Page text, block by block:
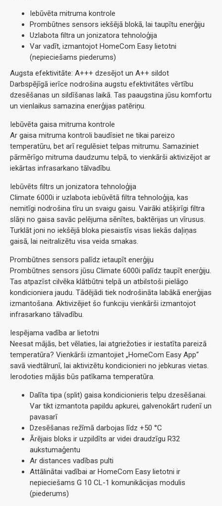
Iebūvēta mitruma kontrole
Prombūtnes sensors iekšējā blokā, lai taupītu enerģiju
Uzlabota filtra un jonizatora tehnoloģija
Var vadīt, izmantojot HomeCom Easy lietotni
(nepieciešams piederums)
Augsta efektivitāte: A+++ dzesējot un A++ sildot
Darbspējīgā ierīce nodrošina augstu efektivitātes vērtību
dzesēšanas un sildīšanas laikā. Tas paaugstina jūsu komfortu
un vienlaikus samazina enerģijas patēriņu.
Iebūvēta gaisa mitruma kontrole
Ar gaisa mitruma kontroli baudīsiet ne tikai pareizo
temperatūru, bet arī regulēsiet telpas mitrumu. Samaziniet
pārmērīgo mitruma daudzumu telpā, to vienkārši aktivizējot ar
iekārtas infrasarkano tālvadību.
Iebūvēts filtrs un jonizatora tehnoloģija
Climate 6000i ir uzlabota iebūvētā filtra tehnoloģija, kas
nemitīgi nodrošina tīru un svaigu gaisu. Vairāki atšķirīgi filtra
slāņi no gaisa savāc pelējuma sēnītes, baktērijas un vīrusus.
Turklāt joni no iekšējā bloka piesaistīs visas liekās daļiņas
gaisā, lai neitralizētu visa veida smakas.
Prombūtnes sensors palīdz ietaupīt enerģiju
Prombūtnes sensors jūsu Climate 6000i palīdz taupīt enerģiju.
Tas atpazīst cilvēka klātbūtni telpā un atbilstoši pielāgo
kondicioniera jaudu. Tādējādi tiek nodrošināta labākā enerģijas
izmantošana. Aktivizējiet šo funkciju vienkārši izmantojot
infrasarkano tālvadību.
Iespējama vadība ar lietotni
Neesat mājās, bet vēlaties, lai atgriežoties ir iestatīta pareizā
temperatūra? Vienkārši izmantojiet „HomeCom Easy App“
savā viedtālrunī, lai aktivizētu kondicionieri no jebkuras vietas.
Ierodoties mājās būs patīkama temperatūra.
Dalīta tipa (split) gaisa kondicionieris telpu dzesēšanai.
Var tikt izmantota papildu apkurei, galvenokārt rudenī un
pavasarī
Dzesēšanas režīmā darbojas līdz +50 °C
Ārējais bloks ir uzpildīts ar videi draudzīgu R32
aukstumaģentu
Ar distances vadības pulti
Attālinātai vadībai ar HomeCom Easy lietotni ir
nepieciešams G 10 CL-1 komunikācijas modulis
(piederums)